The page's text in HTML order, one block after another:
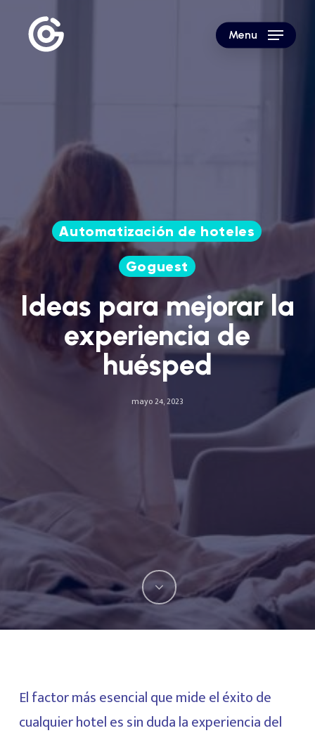
Menu
Automatización de hoteles
Goguest
Ideas para mejorar la
experiencia de
huésped
mayo 24, 2023
El factor más esencial que mide el éxito de
cualquier hotel es sin duda la experiencia del